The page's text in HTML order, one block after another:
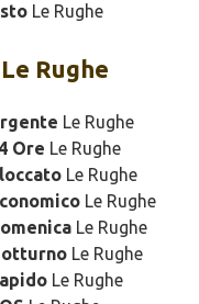
Le Rughe
Rughe
Le Rughe
Ore Le Rughe
Le Rughe
Le Rughe
Le Rughe
Le Rughe
Le Rughe